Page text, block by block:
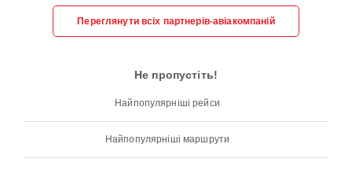
Переглянути всіх партнерів-авіакомпаній
Не пропустіть!
Найпопулярніші рейси
Найпопулярніші маршрути